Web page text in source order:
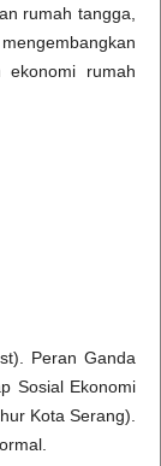
rumah tangga,
ekonomi rumah
Peran Ganda
Sosial Ekonomi
Kota Serang).